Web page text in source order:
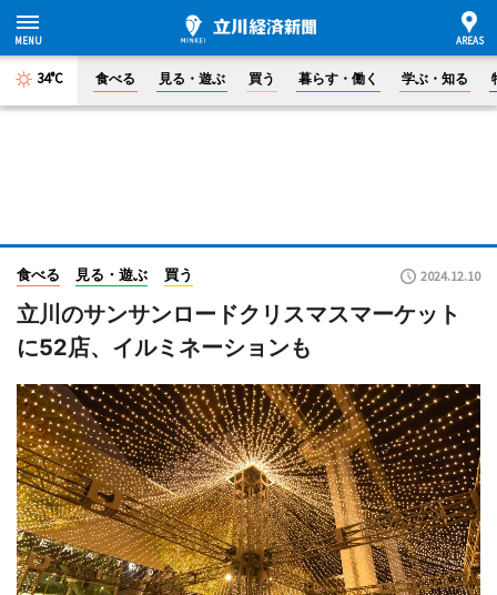
34°C 食べる 見る・遊ぶ 買う 暮らす・働く 学ぶ・知る
食べる 見る・遊ぶ 買う 2024.12.10
立川のサンサンロードクリスマスマーケット
に52店、イルミネーションも